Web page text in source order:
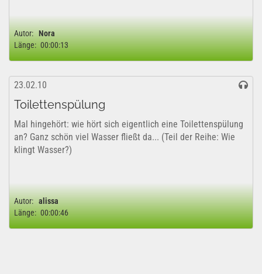
Autor: Nora
Länge: 00:00:13
23.02.10
Toilettenspülung
Mal hingehört: wie hört sich eigentlich eine Toilettenspülung
an? Ganz schön viel Wasser fließt da... (Teil der Reihe: Wie
klingt Wasser?)
Autor: alissa
Länge: 00:00:46